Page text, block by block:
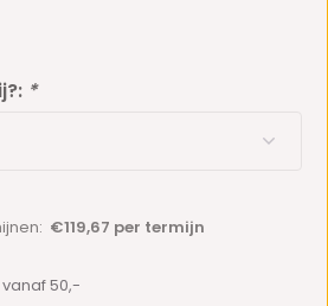
*
€119,67 per termijn
vanaf 50,-